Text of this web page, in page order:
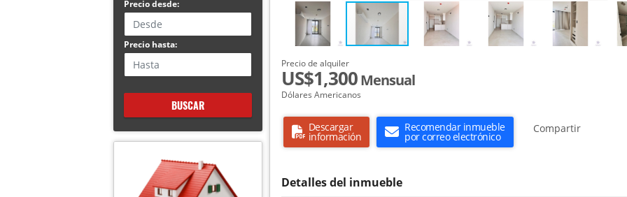
Precio desde:
Precio hasta:
BUSCAR
Precio de alquiler
US$1,300Mensual
Dólares Americanos
Descargar
información
Recomendar inmueble
por correo electrónico
Compartir
Detalles del inmueble